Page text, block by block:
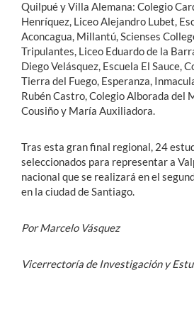
Quilpué y Villa Alemana: Colegio
Henríquez, Liceo Alejandro Lubet,
Aconcagua, Millantú, Scienses
Tripulantes, Liceo Eduardo de la
Diego Velásquez, Escuela El Sauce,
Tierra del Fuego, Esperanza,
Rubén Castro, Colegio Alborada del
Cousiño y María Auxiliadora.
Tras esta gran final regional, 24
seleccionados para representar a
nacional que se realizará en el
en la ciudad de Santiago.
Por Marcelo Vásquez
Vicerrectoría de Investigación y